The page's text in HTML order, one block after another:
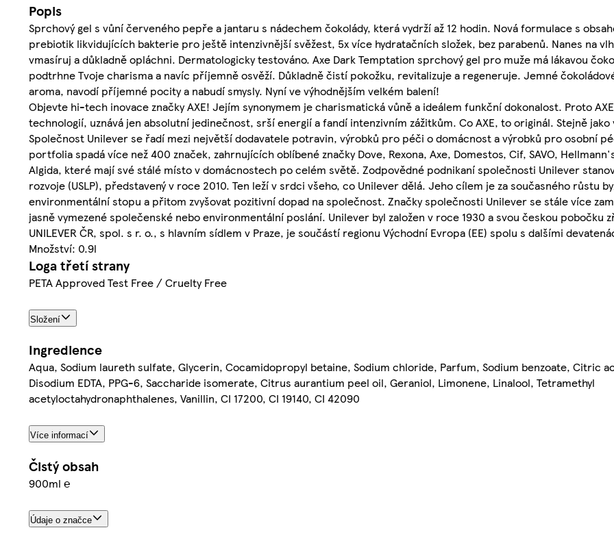
Popis
Sprchový gel s vůní červeného pepře a jantaru s nádechem čokolády, která vydrží až 12 hodin. Nová formulace s
prebiotik likvidujících bakterie pro ještě intenzivnější svěžest, 5x více hydratačních složek, bez parabenů. Nanes na
vmasíruj a důkladně opláchni. Dermatologicky testováno. Axe Dark Temptation sprchový gel pro muže má lákavou
podtrhne Tvoje charisma a navíc příjemně osvěží. Důkladně čistí pokožku, revitalizuje a regeneruje. Jemné
aroma, navodí příjemné pocity a nabudí smysly. Nyní ve výhodnějším velkém balení!
Objevte hi-tech inovace značky AXE! Jejím synonymem je charismatická vůně a ideálem funkční dokonalost. Proto
technologií, uznává jen absolutní jedinečnost, srší energií a fandí intenzivním zážitkům. Co AXE, to originál. Stejně jako
Společnost Unilever se řadí mezi největší dodavatele potravin, výrobků pro péči o domácnost a výrobků pro osobní
portfolia spadá více než 400 značek, zahrnujících oblíbené značky Dove, Rexona, Axe, Domestos, Cif, SAVO,
Algida, které mají své stálé místo v domácnostech po celém světě. Zodpovědné podnikaní společnosti Unilever
rozvoje (USLP), představený v roce 2010. Ten leží v srdci všeho, co Unilever dělá. Jeho cílem je za současného růstu
environmentální stopu a přitom zvyšovat pozitivní dopad na společnost. Značky společnosti Unilever se stále více
jasně vymezené společenské nebo environmentální poslání. Unilever byl založen v roce 1930 a svou českou pobočku
UNILEVER ČR, spol. s r. o., s hlavním sídlem v Praze, je součástí regionu Východní Evropa (EE) spolu s dalšími
Množství: 0.9l
Loga třetí strany
PETA Approved Test Free / Cruelty Free
Složení
Ingredience
Aqua, Sodium laureth sulfate, Glycerin, Cocamidopropyl betaine, Sodium chloride, Parfum, Sodium benzoate, Citric
Disodium EDTA, PPG-6, Saccharide isomerate, Citrus aurantium peel oil, Geraniol, Limonene, Linalool, Tetramethyl
acetyloctahydronaphthalenes, Vanillin, CI 17200, CI 19140, CI 42090
Více informací
Čistý obsah
900ml ℮
Údaje o značce